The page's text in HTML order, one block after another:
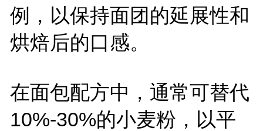
例，以保持面团的延展性和
烘焙后的口感。
在面包配方中，通常可替代
10%-30%的小麦粉，以平